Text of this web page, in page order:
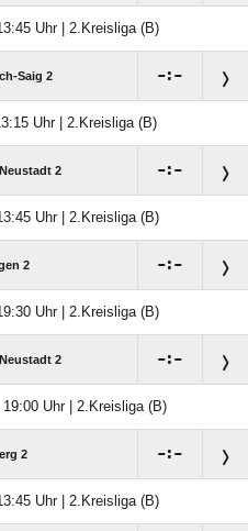
Uhr | 2.Kreisliga (B)
Saig 2 :
Uhr | 2.Kreisliga (B)
2 :
Uhr | 2.Kreisliga (B)
2 :
Uhr | 2.Kreisliga (B)
2 :
Uhr | 2.Kreisliga (B)
2 :
Uhr | 2.Kreisliga (B)